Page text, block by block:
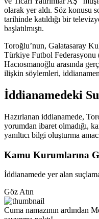
olarak yer aldı. Söz konusu
tarihinde katıldığı bir
başlatılmıştı.
Toroğlu’nun, Galatasaray
Türkiye Futbol Federasyonu
Hacıosmanoğlu arasında
ilişkin söylemleri,
İddianamedeki
Hazırlanan iddianamede,
yorumdan ibaret olmadığı,
yanıltıcı bilgi oluşturma
Kamu Kurumlarına
İddianamede yer alan
Göz Atın
Cuma namazının ardından